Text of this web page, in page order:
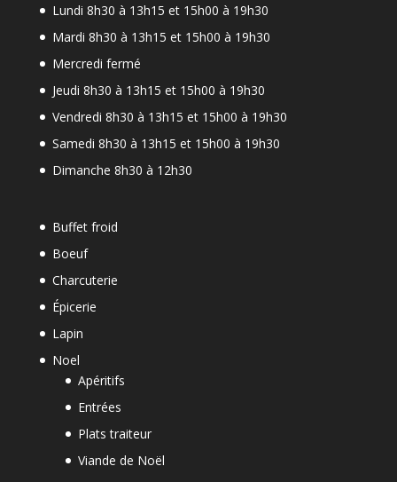
Lundi 8h30 à 13h15 et 15h00 à 19h30
Mardi 8h30 à 13h15 et 15h00 à 19h30
Mercredi fermé
Jeudi 8h30 à 13h15 et 15h00 à 19h30
Vendredi 8h30 à 13h15 et 15h00 à 19h30
Samedi 8h30 à 13h15 et 15h00 à 19h30
Dimanche 8h30 à 12h30
Buffet froid
Boeuf
Charcuterie
Épicerie
Lapin
Noel
Apéritifs
Entrées
Plats traiteur
Viande de Noël